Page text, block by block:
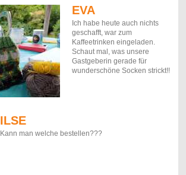
EVA
Ich habe heute auch nichts
geschafft, war zum
Kaffeetrinken eingeladen.
Schaut mal, was unsere
Gastgeberin gerade für
wunderschöne Socken strickt!!
ILSE
Kann man welche bestellen???